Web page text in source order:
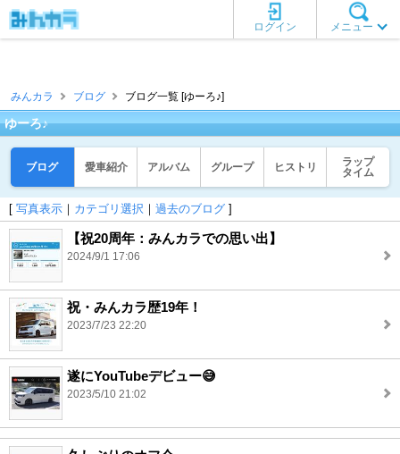
メニュー
ログイン
みんカラ ブログ ブログ一覧 [ゆーろ♪]
ゆーろ♪
ブログ 愛車紹介 アルバム グループ ヒストリ
ラップ
タイム
[ 写真表示 ｜ カテゴリ選択 ｜ 過去のブログ ]
【祝20周年：みんカラでの思い出】
2024/9/1 17:06
祝・みんカラ歴19年！
2023/7/23 22:20
遂にYouTubeデビュー😅
2023/5/10 21:02